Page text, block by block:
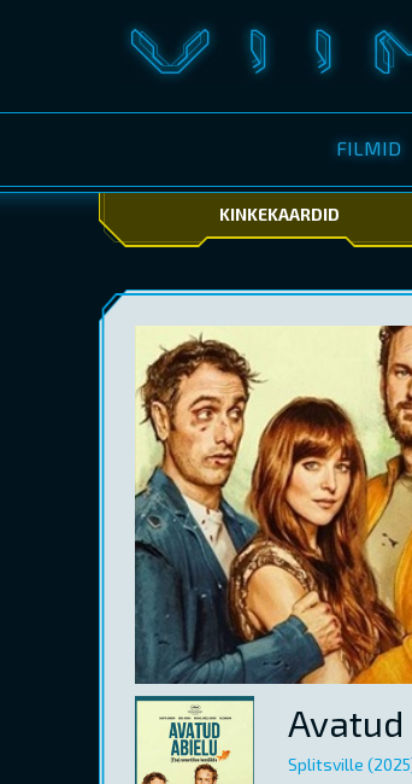
FILMID
KINKEKAARDID
Splitsville